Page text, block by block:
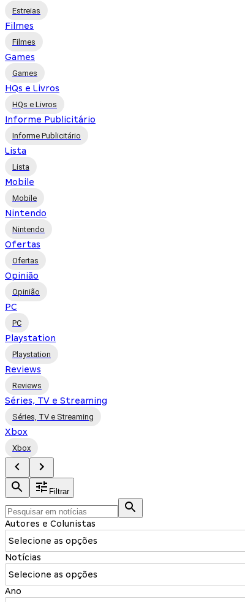
Estreias
Filmes
Filmes
Games
Games
HQs e Livros
HQs e Livros
Informe Publicitário
Informe Publicitário
Lista
Lista
Mobile
Mobile
Nintendo
Nintendo
Ofertas
Ofertas
Opinião
Opinião
PC
PC
Playstation
Playstation
Reviews
Reviews
Séries, TV e Streaming
Séries, TV e Streaming
Xbox
Xbox
Filtrar
Autores e Colunistas
Selecione as opções
Notícias
Selecione as opções
Ano